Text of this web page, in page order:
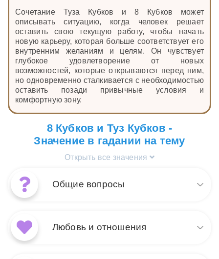
Сочетание Туза Кубков и 8 Кубков может
описывать ситуацию, когда человек решает
оставить свою текущую работу, чтобы начать
новую карьеру, которая больше соответствует его
внутренним желаниям и целям. Он чувствует
глубокое удовлетворение от новых
возможностей, которые открываются перед ним,
но одновременно сталкивается с необходимостью
оставить позади привычные условия и
комфортную зону.
8 Кубков и Туз Кубков -
Значение в гадании на тему
Открыть все значения
Общие вопросы
Кубков в общих вопросах
Любовь и отношения